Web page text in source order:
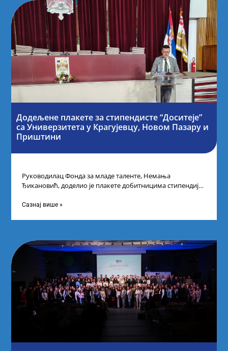
Додељене плакете за стипендисте “Доситеје”
са Универзитета у Крагујевцу, Новом Пазару и
Приштини
Руководилац Фонда за младе таленте, Немања
Ђикановић, доделио је плакете добитницима стипендије
Сазнај више »